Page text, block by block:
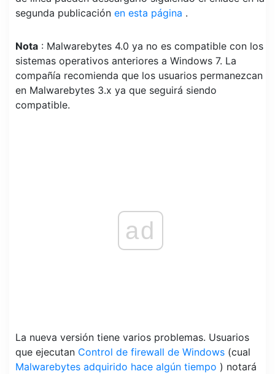
segunda publicación en esta página .
Nota : Malwarebytes 4.0 ya no es compatible con los
sistemas operativos anteriores a Windows 7. La
compañía recomienda que los usuarios permanezcan
en Malwarebytes 3.x ya que seguirá siendo
compatible.
ad
La nueva versión tiene varios problemas. Usuarios
que ejecutan Control de firewall de Windows (cual
Malwarebytes adquirido hace algún tiempo ) notará